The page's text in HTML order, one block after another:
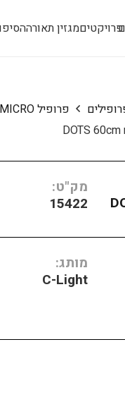
פרויקטיםמגזין תאורה
פרופיל MICRO
DOTS 60cm
מק"ט:
15422
מותג:
C-Light